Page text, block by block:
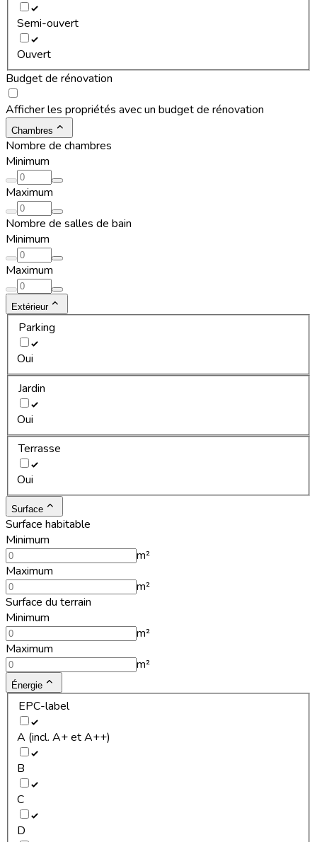
Semi-ouvert
Ouvert
Budget de rénovation
Afficher les propriétés avec un budget de rénovation
Chambres
Nombre de chambres
Minimum
Maximum
Nombre de salles de bain
Minimum
Maximum
Extérieur
Parking
Oui
Jardin
Oui
Terrasse
Oui
Surface
Surface habitable
Minimum
m²
Maximum
m²
Surface du terrain
Minimum
m²
Maximum
m²
Énergie
EPC-label
A (incl. A+ et A++)
B
C
D